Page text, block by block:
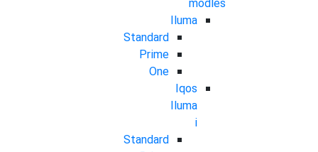
modles
Iluma
Standard
Prime
One
Iqos
Iluma
i
Standard